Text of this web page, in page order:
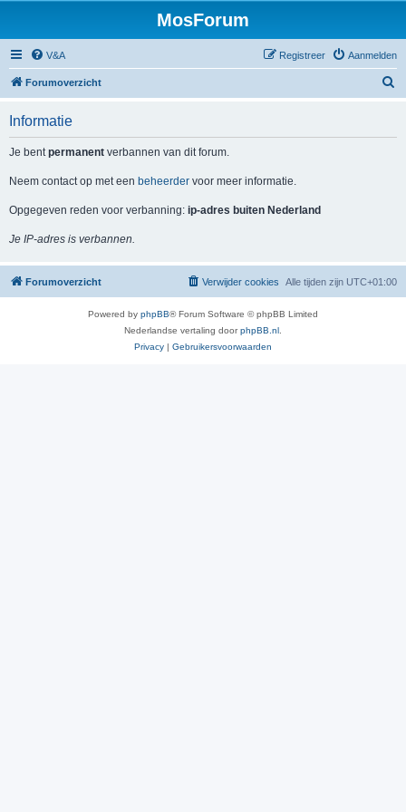
MosForum
V&A Aanmelden
Registreer
Forumoverzicht
Informatie
Je bentpermanent verbannen van dit forum.
Neem contact op met een beheerder voor meer informatie.
Opgegeven reden voor verbanning: ip-adres buiten Nederland
Je IP-adres is verbannen.
Forumoverzicht Alle tijden zijn UTC+01:00
Verwijder cookies
Powered by phpBB® Forum Software © phpBB Limited
Nederlandse vertaling doorphpBB.nl
Privacy | Gebruikersvoorwaarden